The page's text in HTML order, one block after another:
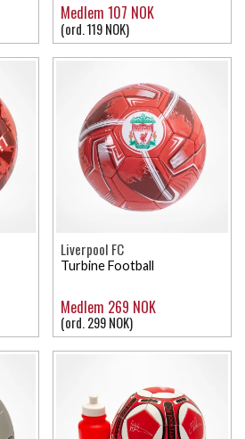
Medlem 107 NOK
(ord. 119 NOK)
Liverpool FC
Turbine Football
Medlem 269 NOK
(ord. 299 NOK)